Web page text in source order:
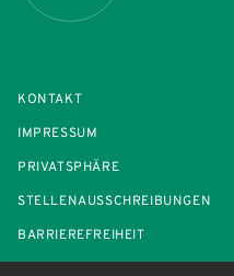
KONTAKT
IMPRESSUM
PRIVATSPHÄRE
STELLENAUSSCHREIBUNGEN
BARRIEREFREIHEIT